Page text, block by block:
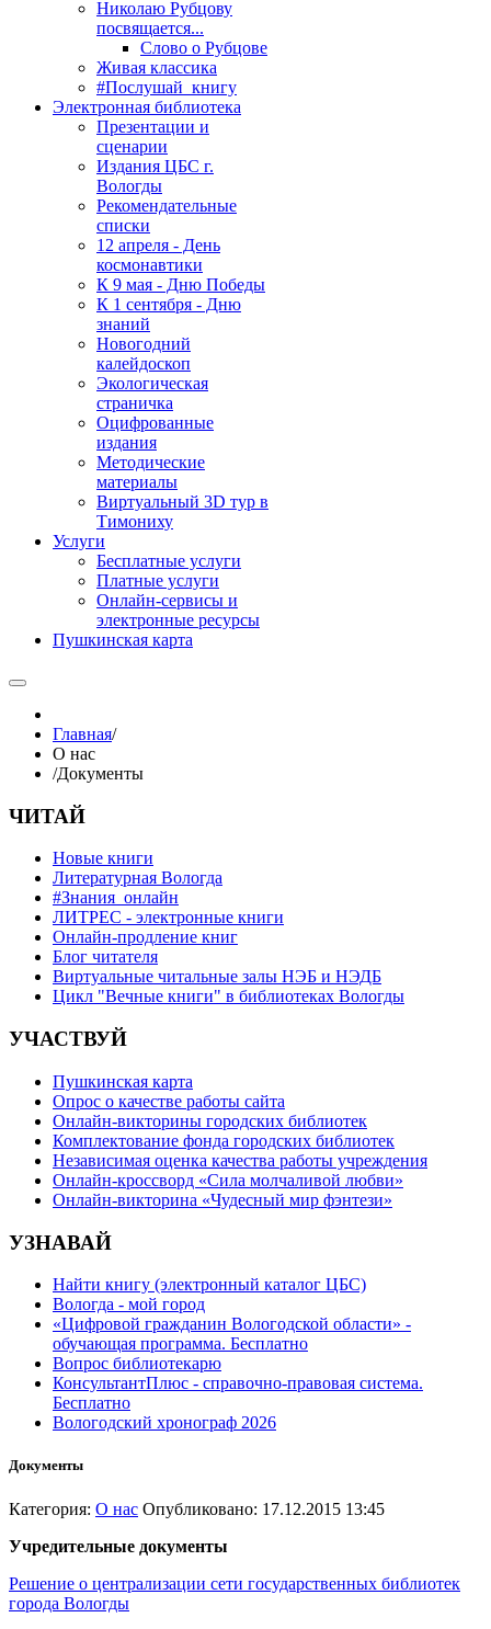
Николаю Рубцову
посвящается...
Слово о Рубцове
Живая классика
#Послушай_книгу
Электронная библиотека
Презентации и
сценарии
Издания ЦБС г.
Вологды
Рекомендательные
списки
12 апреля - День
космонавтики
К 9 мая - Дню Победы
К 1 сентября - Дню
знаний
Новогодний
калейдоскоп
Экологическая
страничка
Оцифрованные
издания
Методические
материалы
Виртуальный 3D тур в
Тимониху
Услуги
Бесплатные услуги
Платные услуги
Онлайн-сервисы и
электронные ресурсы
Пушкинская карта
Главная/
О нас
/Документы
ЧИТАЙ
Новые книги
Литературная Вологда
#Знания_онлайн
ЛИТРЕС - электронные книги
Онлайн-продление книг
Блог читателя
Виртуальные читальные залы НЭБ и НЭДБ
Цикл "Вечные книги" в библиотеках Вологды
УЧАСТВУЙ
Пушкинская карта
Опрос о качестве работы сайта
Онлайн-викторины городских библиотек
Комплектование фонда городских библиотек
Независимая оценка качества работы учреждения
Онлайн-кроссворд «Сила молчаливой любви»
Онлайн-викторина «Чудесный мир фэнтези»
УЗНАВАЙ
Найти книгу (электронный каталог ЦБС)
Вологда - мой город
«Цифровой гражданин Вологодской области» -
обучающая программа. Бесплатно
Вопрос библиотекарю
КонсультантПлюс - справочно-правовая система.
Бесплатно
Вологодский хронограф 2026
Документы
Категория: О нас Опубликовано: 17.12.2015 13:45
Учредительные документы
Решение о централизации сети государственных библиотек
города Вологды